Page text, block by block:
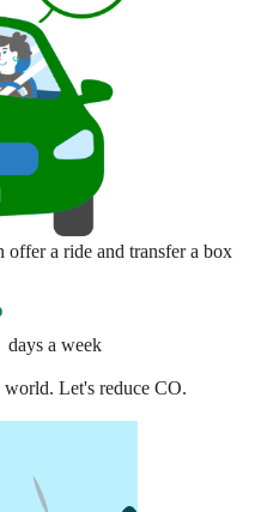
offer a ride and transfer a box
days a week
world. Let's reduce CO.